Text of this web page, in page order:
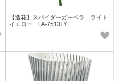
【造花】スパイダーガーベラ ライト
イエロー FA-7513LY